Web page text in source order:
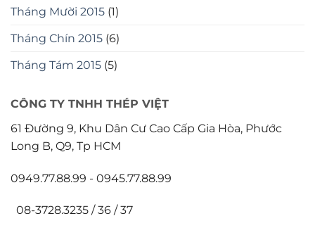
Tháng Mười 2015 (1)
Tháng Chín 2015 (6)
Tháng Tám 2015 (5)
CÔNG TY TNHH THÉP VIỆT
61 Đường 9, Khu Dân Cư Cao Cấp Gia Hòa, Phước
Long B, Q9, Tp HCM
0949.77.88.99 - 0945.77.88.99
08-3728.3235 / 36 / 37